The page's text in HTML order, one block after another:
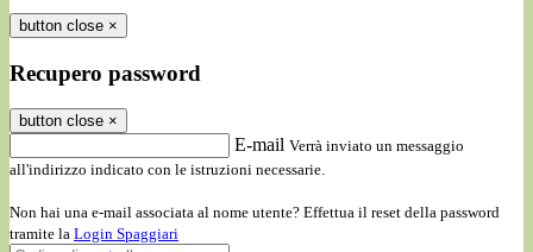
button close ×
Recupero password
button close ×
E-mail Verrà inviato un messaggio
all'indirizzo indicato con le istruzioni necessarie.
Non hai una e-mail associata al nome utente? Effettua il reset della password
tramite la Login Spaggiari